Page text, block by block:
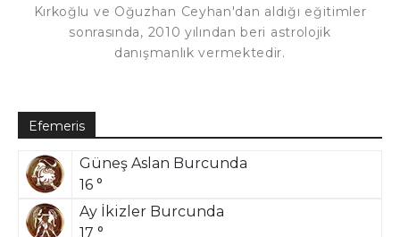
Kırkoğlu ve Oğuzhan Ceyhan'dan aldığı eğitimler
sonrasında, 2010 yılından beri astrolojik
danışmanlık vermektedir.
Efemeris
Güneş Aslan Burcunda
16 °
Ay İkizler Burcunda
17 °